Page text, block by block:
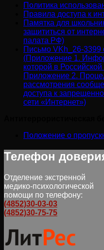
Политика
Правила доступа к
Памятка для
защититься от
палата РФ)
Письмо VKh_26-
(Приложение 1.
которой в
Приложение 2.
рассмотрения
доступа к
сети «Интернет»)
Положение о
Телефон
Отделение экстренной
медико-психологической
помощи по телефону:
(4852)30-03-03
(4852)30-75-75